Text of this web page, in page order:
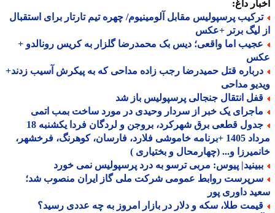
داغ:
پرسپولیس مقابل آلومینیوم/ چهره تیم تارتار برای استقبال
لیگ برتر +عکس
اما واقعی؛ دیس بک محمدرضا گلزار به کریس رونالدو +
قتل حمیدرضا رجب زاده مداحی که به پیکرش آسیب زدند+
مداحی
انتقال جنجالی پرسپولیس باز شد
یک خبر از سردار وحیدی در مورد ساخت بمب اتمی
جدول قطعی برق شهرکرد، بروجن و لردگان فردا یکشنبه 18
مرداد 1405 +برنامه خاموشی فلارد، فارسان، کوهرنگ، فرخشهر،
و... (چهارمحال و بختیاری )
پیوس: مربی ترسو به درد پرسپولیس نمی خورد
روابط عمومی شرکت ملی گاز ایران منصوب شد؛
داوری پور
طلا، سکه و دلار در بازار امروز به چه عددی رسید؟